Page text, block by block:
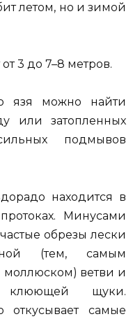
летом, но и зимой
3 до 7–8 метров.
язя можно найти
или затопленных
подмывов
находится в
Минусами
обрезы лески
(тем, самым
моллюском) ветви и
клюющей щуки.
откусывает самые